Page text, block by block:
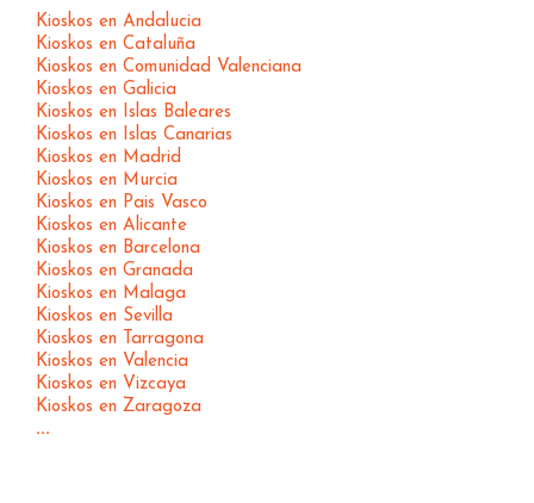
Kioskos en Andalucia
Kioskos en Cataluña
Kioskos en Comunidad Valenciana
Kioskos en Galicia
Kioskos en Islas Baleares
Kioskos en Islas Canarias
Kioskos en Madrid
Kioskos en Murcia
Kioskos en Pais Vasco
Kioskos en Alicante
Kioskos en Barcelona
Kioskos en Granada
Kioskos en Malaga
Kioskos en Sevilla
Kioskos en Tarragona
Kioskos en Valencia
Kioskos en Vizcaya
Kioskos en Zaragoza
...